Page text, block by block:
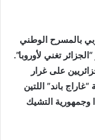
الاوروبي بالمسرح الوطني
شعار “الجزائر تغني لأوروبا”.
على غرار
باند” اللتين
وجمهورية التشيك